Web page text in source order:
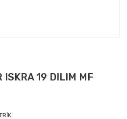
ISKRA 19 DILIM MF